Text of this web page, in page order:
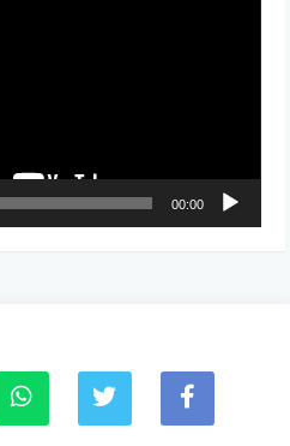
00:00